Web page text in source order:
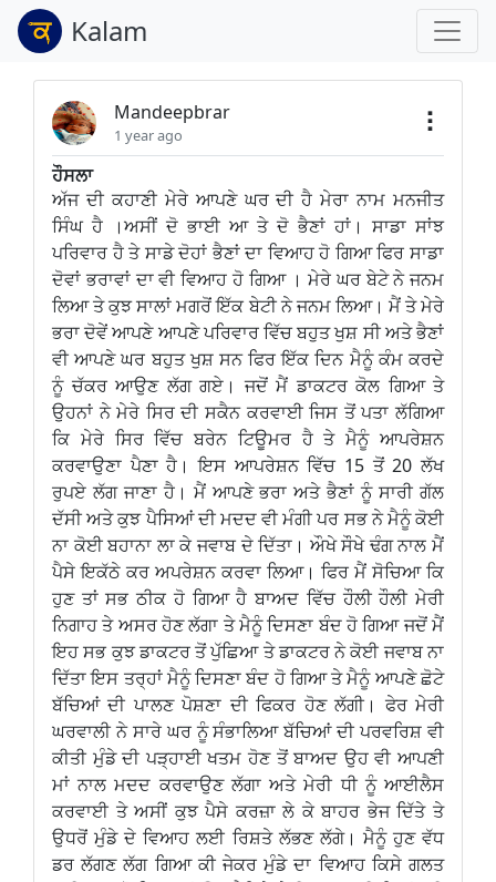
Kalam
Mandeepbrar
1 year ago
ਹੌਸਲਾ
ਅੱਜ ਦੀ ਕਹਾਣੀ ਮੇਰੇ ਆਪਣੇ ਘਰ ਦੀ ਹੈ ਮੇਰਾ ਨਾਮ ਮਨਜੀਤ
ਸਿੰਘ ਹੈ ।ਅਸੀਂ ਦੋ ਭਾਈ ਆ ਤੇ ਦੋ ਭੈਣਾਂ ਹਾਂ। ਸਾਡਾ ਸਾਂਝ
ਪਰਿਵਾਰ ਹੈ ਤੇ ਸਾਡੇ ਦੋਹਾਂ ਭੈਣਾਂ ਦਾ ਵਿਆਹ ਹੋ ਗਿਆ ਫਿਰ ਸਾਡਾ
ਦੋਵਾਂ ਭਰਾਵਾਂ ਦਾ ਵੀ ਵਿਆਹ ਹੋ ਗਿਆ । ਮੇਰੇ ਘਰ ਬੇਟੇ ਨੇ ਜਨਮ
ਲਿਆ ਤੇ ਕੁਝ ਸਾਲਾਂ ਮਗਰੋਂ ਇੱਕ ਬੇਟੀ ਨੇ ਜਨਮ ਲਿਆ। ਮੈਂ ਤੇ ਮੇਰੇ
ਭਰਾ ਦੋਵੇਂ ਆਪਣੇ ਆਪਣੇ ਪਰਿਵਾਰ ਵਿੱਚ ਬਹੁਤ ਖੁਸ਼ ਸੀ ਅਤੇ ਭੈਣਾਂ
ਵੀ ਆਪਣੇ ਘਰ ਬਹੁਤ ਖੁਸ਼ ਸਨ ਫਿਰ ਇੱਕ ਦਿਨ ਮੈਨੂੰ ਕੰਮ ਕਰਦੇ
ਨੂੰ ਚੱਕਰ ਆਉਣ ਲੱਗ ਗਏ। ਜਦੋਂ ਮੈਂ ਡਾਕਟਰ ਕੋਲ ਗਿਆ ਤੇ
ਉਹਨਾਂ ਨੇ ਮੇਰੇ ਸਿਰ ਦੀ ਸਕੈਨ ਕਰਵਾਈ ਜਿਸ ਤੋਂ ਪਤਾ ਲੱਗਿਆ
ਕਿ ਮੇਰੇ ਸਿਰ ਵਿੱਚ ਬਰੇਨ ਟਿਊਮਰ ਹੈ ਤੇ ਮੈਨੂੰ ਆਪਰੇਸ਼ਨ
ਕਰਵਾਉਣਾ ਪੈਣਾ ਹੈ। ਇਸ ਆਪਰੇਸ਼ਨ ਵਿੱਚ 15 ਤੋਂ 20 ਲੱਖ
ਰੁਪਏ ਲੱਗ ਜਾਣਾ ਹੈ। ਮੈਂ ਆਪਣੇ ਭਰਾ ਅਤੇ ਭੈਣਾਂ ਨੂੰ ਸਾਰੀ ਗੱਲ
ਦੱਸੀ ਅਤੇ ਕੁਝ ਪੈਸਿਆਂ ਦੀ ਮਦਦ ਵੀ ਮੰਗੀ ਪਰ ਸਭ ਨੇ ਮੈਨੂੰ ਕੋਈ
ਨਾ ਕੋਈ ਬਹਾਨਾ ਲਾ ਕੇ ਜਵਾਬ ਦੇ ਦਿੱਤਾ। ਔਖੇ ਸੌਖੇ ਢੰਗ ਨਾਲ ਮੈਂ
ਪੈਸੇ ਇਕੱਠੇ ਕਰ ਅਪਰੇਸ਼ਨ ਕਰਵਾ ਲਿਆ। ਫਿਰ ਮੈਂ ਸੋਚਿਆ ਕਿ
ਹੁਣ ਤਾਂ ਸਭ ਠੀਕ ਹੋ ਗਿਆ ਹੈ ਬਾਅਦ ਵਿੱਚ ਹੌਲੀ ਹੌਲੀ ਮੇਰੀ
ਨਿਗਾਹ ਤੇ ਅਸਰ ਹੋਣ ਲੱਗਾ ਤੇ ਮੈਨੂੰ ਦਿਸਣਾ ਬੰਦ ਹੋ ਗਿਆ ਜਦੋਂ ਮੈਂ
ਇਹ ਸਭ ਕੁਝ ਡਾਕਟਰ ਤੋਂ ਪੁੱਛਿਆ ਤੇ ਡਾਕਟਰ ਨੇ ਕੋਈ ਜਵਾਬ ਨਾ
ਦਿੱਤਾ ਇਸ ਤਰ੍ਹਾਂ ਮੈਨੂੰ ਦਿਸਣਾ ਬੰਦ ਹੋ ਗਿਆ ਤੇ ਮੈਨੂੰ ਆਪਣੇ ਛੋਟੇ
ਬੱਚਿਆਂ ਦੀ ਪਾਲਣ ਪੋਸ਼ਣਾ ਦੀ ਫਿਕਰ ਹੋਣ ਲੱਗੀ। ਫੇਰ ਮੇਰੀ
ਘਰਵਾਲੀ ਨੇ ਸਾਰੇ ਘਰ ਨੂੰ ਸੰਭਾਲਿਆ ਬੱਚਿਆਂ ਦੀ ਪਰਵਰਿਸ਼ ਵੀ
ਕੀਤੀ ਮੁੰਡੇ ਦੀ ਪੜ੍ਹਾਈ ਖਤਮ ਹੋਣ ਤੋਂ ਬਾਅਦ ਉਹ ਵੀ ਆਪਣੀ
ਮਾਂ ਨਾਲ ਮਦਦ ਕਰਵਾਉਣ ਲੱਗਾ ਅਤੇ ਮੇਰੀ ਧੀ ਨੂੰ ਆਈਲੈਸ
ਕਰਵਾਈ ਤੇ ਅਸੀਂ ਕੁਝ ਪੈਸੇ ਕਰਜ਼ਾ ਲੇ ਕੇ ਬਾਹਰ ਭੇਜ ਦਿੱਤੇ ਤੇ
ਉਧਰੋਂ ਮੁੰਡੇ ਦੇ ਵਿਆਹ ਲਈ ਰਿਸ਼ਤੇ ਲੱਭਣ ਲੱਗੇ। ਮੈਨੂੰ ਹੁਣ ਵੱਧ
ਡਰ ਲੱਗਣ ਲੱਗ ਗਿਆ ਕੀ ਜੇਕਰ ਮੁੰਡੇ ਦਾ ਵਿਆਹ ਕਿਸੇ ਗਲਤ